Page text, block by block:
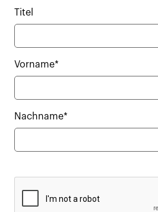
Titel
Vorname*
Nachname*